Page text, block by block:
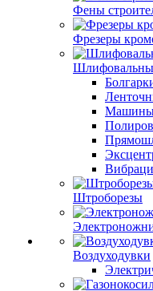
Фены
Фрезеры
Машины
Штроборезы
Воздуходувки